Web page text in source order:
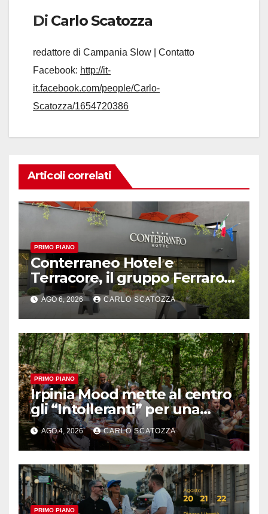
Di Carlo Scatozza
redattore di Campania Slow | Contatto
Facebook: http://it-
it.facebook.com/people/Carlo-
Scatozza/1654720386
Articoli correlati
PRIMO PIANO
Conterraneo Hotel e
Terracore, il gruppo Ferraro
amplia l’ ospitalità e il gusto
alle porte di Caserta
AGO 6, 2026 CARLO SCATOZZA
PRIMO PIANO
Irpinia Mood mette al centro
gli “Intolleranti” per una
rivoluzione sostenibile del
cibo
AGO 4, 2026 CARLO SCATOZZA
PRIMO PIANO